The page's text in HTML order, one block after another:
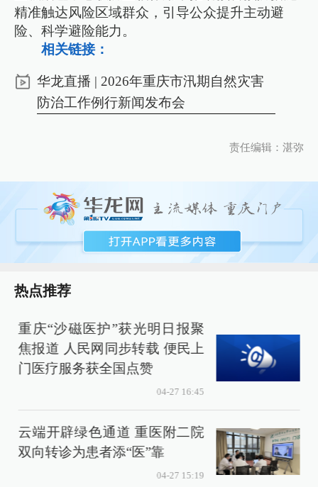
精准触达风险区域群众，引导公众提升主动避
险、科学避险能力。
相关链接：
华龙直播 | 2026年重庆市汛期自然灾害
防治工作例行新闻发布会
责任编辑：湛弥
热点推荐
重庆“沙磁医护”获光明日报聚
焦报道 人民网同步转载 便民上
门医疗服务获全国点赞
04-27 16:45
云端开辟绿色通道 重医附二院
双向转诊为患者添“医”靠
04-27 15:19